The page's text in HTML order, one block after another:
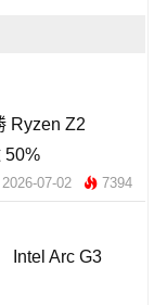
Ryzen Z2
50%
2026-07-02 7394
Intel Arc G3